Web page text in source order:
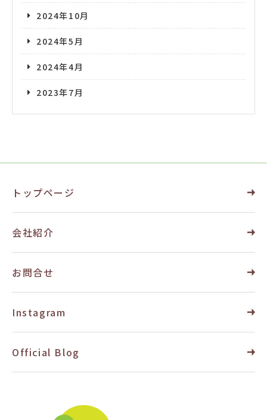
2024年10月
2024年5月
2024年4月
2023年7月
トップページ
会社紹介
お問合せ
Instagram
Official Blog